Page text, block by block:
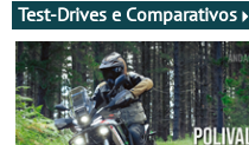
Test-Drives e Comparativos